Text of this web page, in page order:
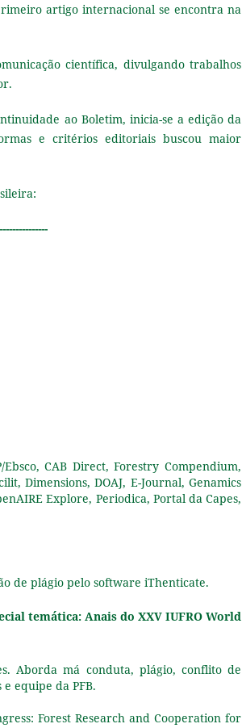
artigo internacional se encontra na
científica, divulgando trabalhos
ao Boletim, inicia-se a edição da
e critérios editoriais buscou maior
CAB Direct, Forestry Compendium,
Dimensions, DOAJ, E-Journal, Genamics
Explore, Periodica, Portal da Capes,
de plágio pelo software iThenticate.
temática: Anais do XXV IUFRO World
Aborda má conduta, plágio, conflito de
equipe da PFB.
Forest Research and Cooperation for